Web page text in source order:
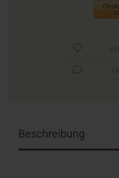
Beschreibung